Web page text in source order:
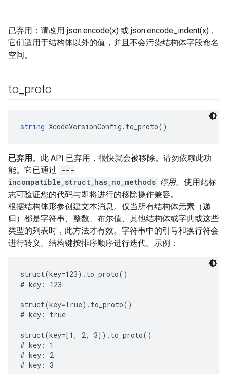
.
已弃用：请改用 json.encode(x) 或 json.encode_indent(x)，
它们适用于结构体以外的值，并且不会污染结构体字段命名
空间。
to proto
string XcodeVersionConfig.to_proto()
已弃用 。此 API 已弃用，很快就会被移除。请勿依赖此功
能。它已通过 ---
incompatible_struct_has_no_methods 停用。使用此标
志可验证您的代码与即将进行的移除操作兼容。
根据结构体形参创建文本消息。仅当所有结构体元素（递
归）都是字符串、整数、布尔值、其他结构体或字典或这些
类型的列表时，此方法才有效。字符串中的引号和换行符会
进行转义。结构键按排序顺序进行迭代。示例：
struct(key=123).to_proto()
# key: 123
struct(key=True).to_proto()
# key: true
struct(key=[1, 2, 3]).to_proto()
# key: 1
# key: 2
# key: 3